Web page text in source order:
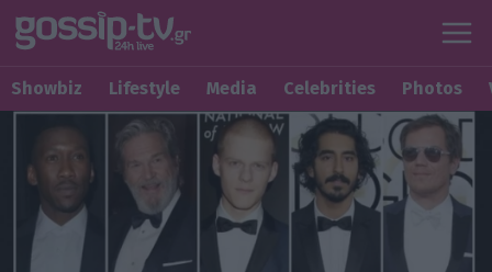
Showbiz Lifestyle Media Celebrities Photos